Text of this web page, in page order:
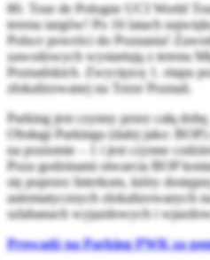
80. Tour de Pologne UCI World
terenu targów! Po 16 latach
Polsce powróci do Poznania!
zawodowych wystartują z terenu
Poznańskich. Zwycięzcę 1. etapu
zlokalizowanej na Torze Poznań.
Parking jest czynny przez całą
Obsługi Parkingu (dalej jako:
na poziomie – 1 i jest czynne
Poza godzinami otwarcia BOP
się poprzez Interkom, który
automatycznych zlokalizowanych
szlabanach wyjazdowych i
Prowadź na Parking PWK za